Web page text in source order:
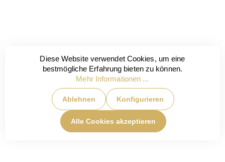
Diese Website verwendet Cookies, um eine
bestmögliche Erfahrung bieten zu können.
Mehr Informationen ...
Ablehnen Konfigurieren
Alle Cookies akzeptieren